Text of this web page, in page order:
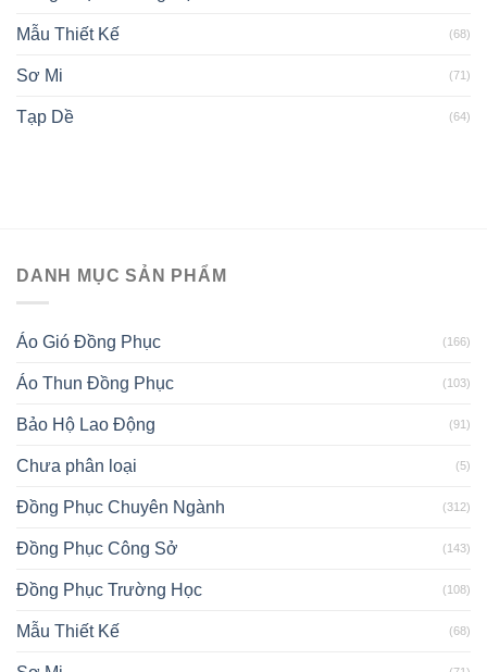
Mẫu Thiết Kế (68)
Sơ Mi (71)
Tạp Dề (64)
DANH MỤC SẢN PHẨM
Áo Gió Đồng Phục (166)
Áo Thun Đồng Phục (103)
Bảo Hộ Lao Động (91)
Chưa phân loại (5)
Đồng Phục Chuyên Ngành (312)
Đồng Phục Công Sở (143)
Đồng Phục Trường Học (108)
Mẫu Thiết Kế (68)